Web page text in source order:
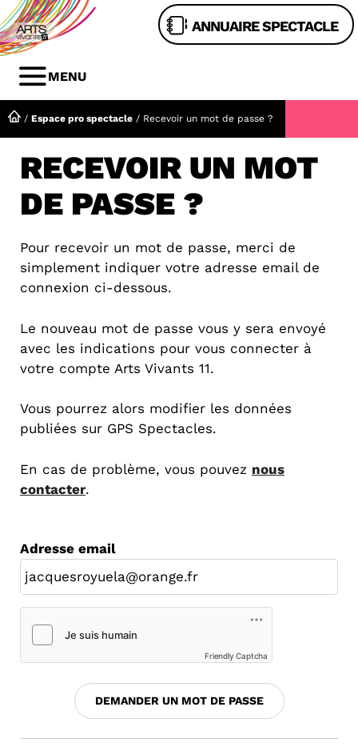
Aller
au
contenu
ANNUAIRE SPECTACLE
MENU
MENU
/ Espace pro spectacle / Recevoir un mot de passe ?
RECEVOIR UN MOT
DE PASSE ?
Pour recevoir un mot de passe, merci de
simplement indiquer votre adresse email de
connexion ci-dessous.
Le nouveau mot de passe vous y sera envoyé
avec les indications pour vous connecter à
votre compte Arts Vivants 11.
Vous pourrez alors modifier les données
publiées sur GPS Spectacles.
En cas de problème, vous pouvez nous
contacter.
Adresse email
Friendly Captcha